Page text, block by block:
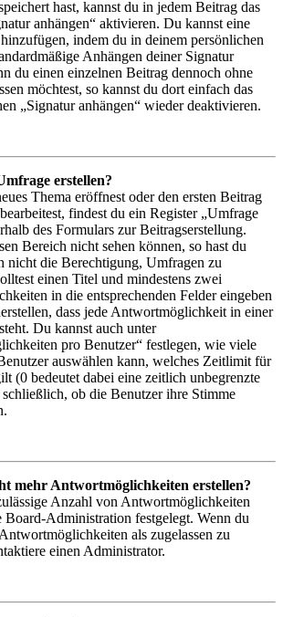
hast, kannst du in jedem Beitrag das
anhängen“ aktivieren. Du kannst eine
indem du in deinem persönlichen
Anhängen deiner Signatur
du einen einzelnen Beitrag dennoch ohne
möchtest, so kannst du dort einfach das
„Signatur anhängen“ wieder deaktivieren.
erstellen?
Thema eröffnest oder den ersten Beitrag
findest du ein Register „Umfrage
des Formulars zur Beitragserstellung.
Bereich nicht sehen können, so hast du
nicht die Berechtigung, Umfragen zu
einen Titel und mindestens zwei
in die entsprechenden Felder eingeben
dass jede Antwortmöglichkeit in einer
Du kannst auch unter
pro Benutzer“ festlegen, wie viele
auswählen kann, welches Zeitlimit für
(0 bedeutet dabei eine zeitlich unbegrenzte
ob die Benutzer ihre Stimme
mehr Antwortmöglichkeiten erstellen?
Anzahl von Antwortmöglichkeiten
Administration festgelegt. Wenn du
als zugelassen zu
einen Administrator.